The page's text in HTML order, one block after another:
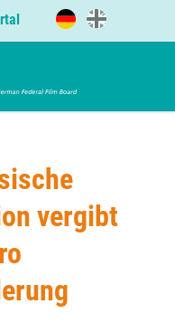
vergibt